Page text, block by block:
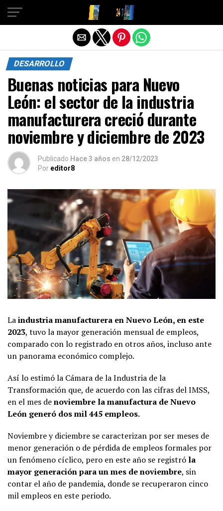
DESARROLLO
Buenas noticias para Nuevo
León: el sector de la industria
manufacturera creció durante
noviembre y diciembre de 2023
Publicado Hace 3 años en 28/12/2023
Por editor8
Laindustria manufacturera en Nuevo León, en este
2023, tuvo la mayor generación mensual de empleos,
comparado con lo registrado en otros años, incluso ante
un panorama económico complejo.
Así lo estimó la Cámara de la Industria de la
Transformación que, de acuerdo con las cifras del IMSS,
en el mes denoviembre la manufactura de Nuevo
León generó dos mil 445 empleos.
Noviembre y diciembre se caracterizan por ser meses de
menor generación o de pérdida de empleos formales por
un fenómeno cíclico, pero en este año se registró la
mayor generación para un mes de noviembre, sin
contar el año de pandemia, donde se recuperaron cinco
mil empleos en este periodo.
Salir de la versión móvil